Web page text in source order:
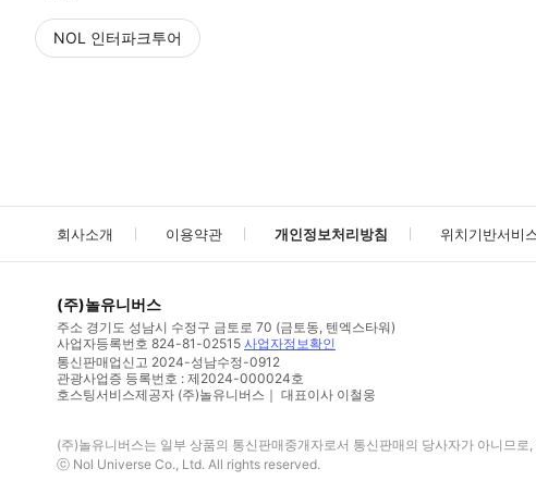
NOL 인터파크투어
회사소개 이용약관 개인정보처리방침 위치기반서비
(주)놀유니버스
주소 경기도 성남시 수정구 금토로 70 (금토동, 텐엑스타워)
사업자등록번호 824-81-02515 사업자정보확인
통신판매업신고 2024-성남수정-0912
관광사업증 등록번호 : 제2024-000024호
호스팅서비스제공자 (주)놀유니버스｜ 대표이사 이철웅
(주)놀유니버스는 일부 상품의 통신판매중개자로서 통신판매의 당사자가 아니므
ⓒ Nol Universe Co., Ltd. All rights reserved.